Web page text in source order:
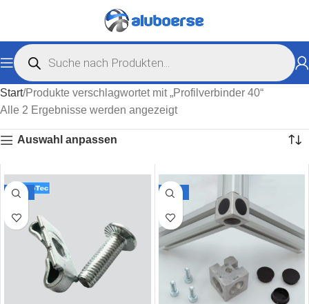
Start Produkte verschlagwortet mit „Profilverbinder 40“
Alle 2 Ergebnisse werden angezeigt
Auswahl anpassen
-31% -43%